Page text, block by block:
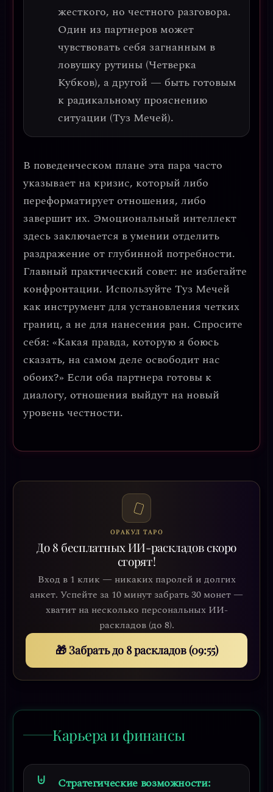
жесткого, но честного разговора.
Один из партнеров может
чувствовать себя загнанным в
ловушку рутины (Четверка
Кубков), а другой — быть готовым
к радикальному прояснению
ситуации (Туз Мечей).
В поведенческом плане эта пара часто
указывает на кризис, который либо
переформатирует отношения, либо
завершит их. Эмоциональный интеллект
здесь заключается в умении отделить
раздражение от глубинной потребности.
Главный практический совет: не избегайте
конфронтации. Используйте Туз Мечей
как инструмент для установления четких
границ, а не для нанесения ран. Спросите
себя: «Какая правда, которую я боюсь
сказать, на самом деле освободит нас
обоих?» Если оба партнера готовы к
диалогу, отношения выйдут на новый
уровень честности.
ОРАКУЛ ТАРО
До 8 бесплатных ИИ-раскладов скоро
сгорят!
Вход в 1 клик — никаких паролей и долгих
анкет. Успейте за 10 минут забрать 30 монет —
хватит на несколько персональных ИИ-
раскладов (до 8).
🎁 Забрать до 8 раскладов (09:53)
Карьера и финансы
Стратегические возможности: